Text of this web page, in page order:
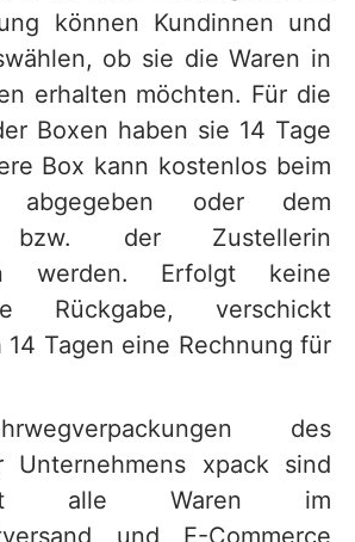
können Kundinnen und
ob sie die Waren in
erhalten möchten. Für die
Boxen haben sie 14 Tage
Box kann kostenlos beim
abgegeben oder dem
bzw. der Zustellerin
werden. Erfolgt keine
Rückgabe, verschickt
14 Tagen eine Rechnung für
des
Unternehmens xpack sind
alle Waren im
und E-Commerce